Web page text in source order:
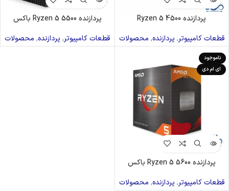
پردازنده Ryzen 5 4500
قطعات کامپیوتر, پردازنده, محصولات
پردازنده Ryzen 5 5500 باکس
قطعات کامپیوتر, پردازنده, محصولات
ناموجود
ای ام دی
پردازنده Ryzen 5 5600 باکس
قطعات کامپیوتر, پردازنده, محصولات